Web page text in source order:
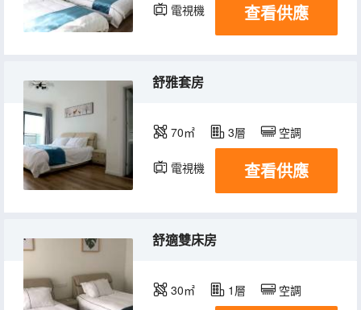
電視機 查看供應
舒雅套房
70㎡ 3層 空調
電視機 查看供應
舒適雙床房
30㎡ 1層 空調